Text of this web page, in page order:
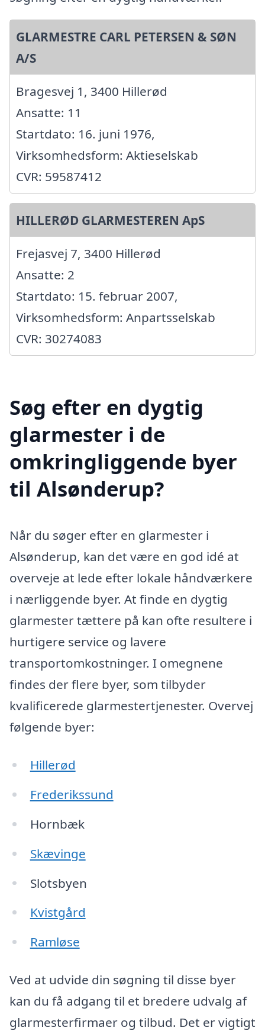
GLARMESTRE CARL PETERSEN & SØN
A/S
Bragesvej 1, 3400 Hillerød
Ansatte: 11
Startdato: 16. juni 1976,
Virksomhedsform: Aktieselskab
CVR: 59587412
HILLERØD GLARMESTEREN ApS
Frejasvej 7, 3400 Hillerød
Ansatte: 2
Startdato: 15. februar 2007,
Virksomhedsform: Anpartsselskab
CVR: 30274083
Søg efter en dygtig
glarmester i de
omkringliggende byer
til Alsønderup?
Når du søger efter en glarmester i
Alsønderup, kan det være en god idé at
overveje at lede efter lokale håndværkere
i nærliggende byer. At finde en dygtig
glarmester tættere på kan ofte resultere i
hurtigere service og lavere
transportomkostninger. I omegnene
findes der flere byer, som tilbyder
kvalificerede glarmestertjenester. Overvej
følgende byer:
Hillerød
Frederikssund
Hornbæk
Skævinge
Slotsbyen
Kvistgård
Ramløse
Ved at udvide din søgning til disse byer
kan du få adgang til et bredere udvalg af
glarmesterfirmaer og tilbud. Det er vigtigt